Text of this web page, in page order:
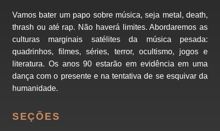
Vamos bater um papo sobre música, seja metal, death,
thrash ou até rap. Não haverá limites. Abordaremos as
culturas marginais satélites da música pesada:
quadrinhos, filmes, séries, terror, ocultismo, jogos e
literatura. Os anos 90 estarão em evidência em uma
dança com o presente e na tentativa de se esquivar da
humanidade.
SEÇÕES